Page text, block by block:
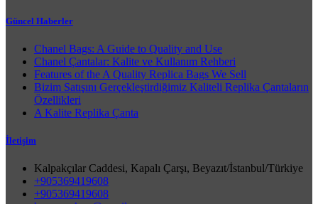
Güncel Haberler
Chanel Bags: A Guide to Quality and Use
Chanel Çantalar: Kalite ve Kullanım Rehberi
Features of the A Quality Replica Bags We Sell
Bizim Satışını Gerçekleştirdiğimiz Kaliteli Replika Çantaların
Özellikleri
A Kalite Replika Çanta
İletişim
Kalpakçılar Caddesi, Kapalı Çarşı, Beyazıt/İstanbul/Türkiye
+905369419608
+905369419608